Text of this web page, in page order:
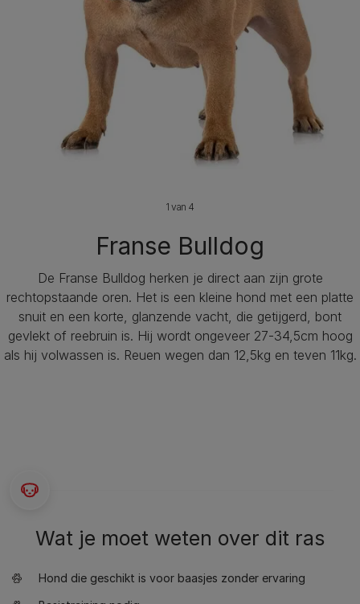
Franse Bulldog
De Franse Bulldog herken je direct aan zijn grote
rechtopstaande oren. Het is een kleine hond met een platte
snuit en een korte, glanzende vacht, die getijgerd, bont
gevlekt of reebruin is. Hij wordt ongeveer 27-34,5cm hoog
als hij volwassen is. Reuen wegen dan 12,5kg en teven 11kg.
1 van 4
Wat je moet weten over dit ras
Hond die geschikt is voor baasjes zonder ervaring